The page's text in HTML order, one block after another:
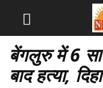
बेंगलुरु में 6
बाद हत्या,